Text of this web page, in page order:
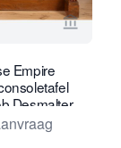
van Bekijk
Empire
Desmalter